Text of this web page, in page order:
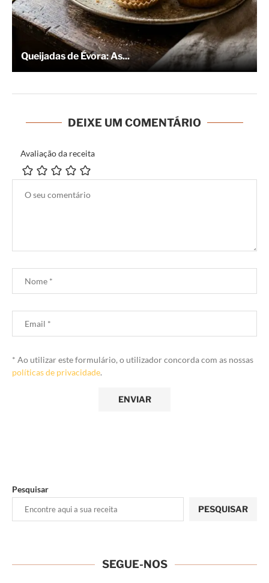
Queijadas de Évora: As...
DEIXE UM COMENTÁRIO
Avaliação da receita
* Ao utilizar este formulário, o utilizador concorda com as nossas
políticas de privacidade.
Pesquisar
PESQUISAR
SEGUE-NOS